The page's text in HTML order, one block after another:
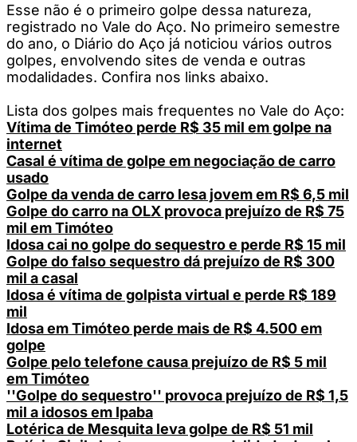
Esse não é o primeiro golpe dessa natureza,
registrado no Vale do Aço. No primeiro semestre
do ano, o Diário do Aço já noticiou vários outros
golpes, envolvendo sites de venda e outras
modalidades. Confira nos links abaixo.
Lista dos golpes mais frequentes no Vale do Aço:
Vítima de Timóteo perde R$ 35 mil em golpe na
internet
Casal é vítima de golpe em negociação de carro
usado
Golpe da venda de carro lesa jovem em R$ 6,5 mil
Golpe do carro na OLX provoca prejuízo de R$ 75
mil em Timóteo
Idosa cai no golpe do sequestro e perde R$ 15 mil
Golpe do falso sequestro dá prejuízo de R$ 300
mil a casal
Idosa é vítima de golpista virtual e perde R$ 189
mil
Idosa em Timóteo perde mais de R$ 4.500 em
golpe
Golpe pelo telefone causa prejuízo de R$ 5 mil
em Timóteo
''Golpe do sequestro'' provoca prejuízo de R$ 1,5
mil a idosos em Ipaba
Lotérica de Mesquita leva golpe de R$ 51 mil